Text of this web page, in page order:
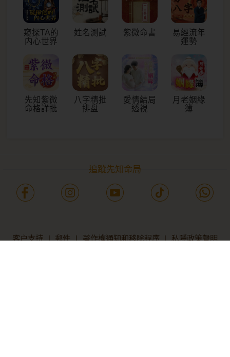
窥探TA的
内心世界
姓名測試 紫微命書
易經流年
運勢
先知紫微
命格詳批
八字精批
排盘
愛情結局
透視
月老姻緣
簿
追蹤先知命局
客户支持 | 郵件 | 著作權通知和移除程序 | 私隱政策聲明